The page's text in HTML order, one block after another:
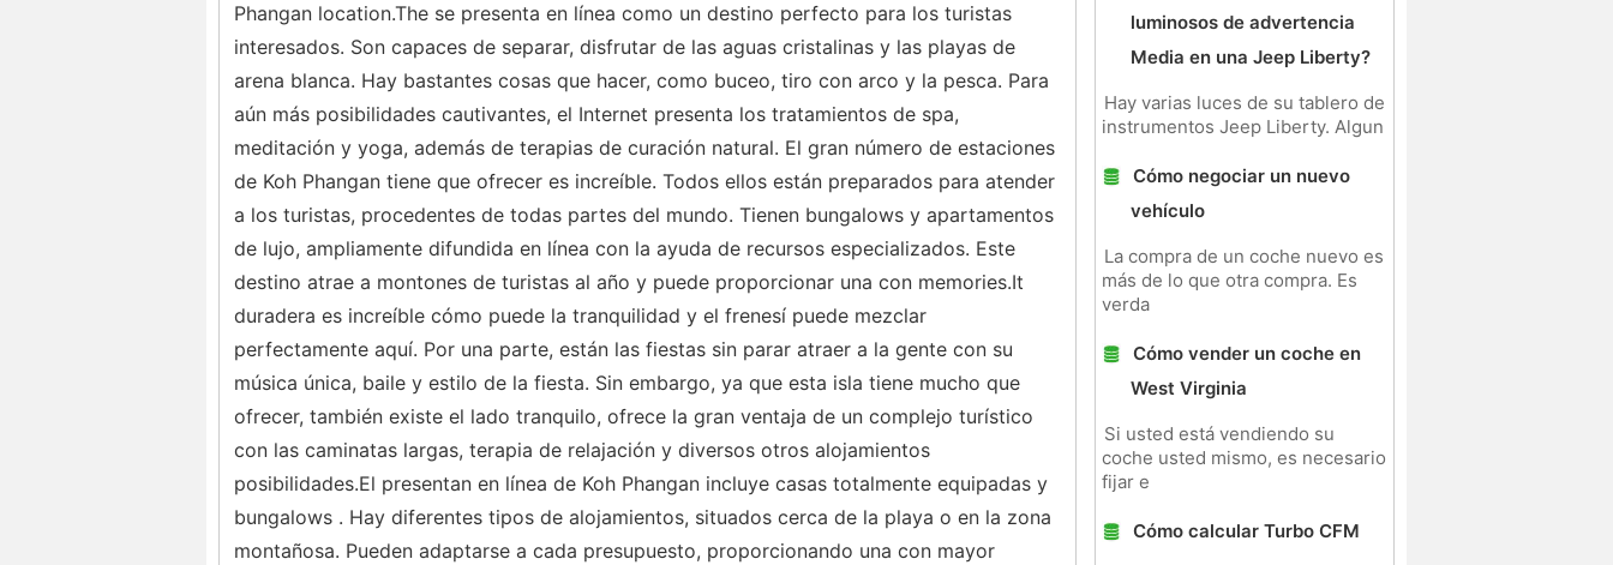
Phangan location.The se presenta en línea como un destino perfecto para los turistas
interesados. Son capaces de separar, disfrutar de las aguas cristalinas y las playas de
arena blanca. Hay bastantes cosas que hacer, como buceo, tiro con arco y la pesca. Para
aún más posibilidades cautivantes, el Internet presenta los tratamientos de spa,
meditación y yoga, además de terapias de curación natural. El gran número de estaciones
de Koh Phangan tiene que ofrecer es increíble. Todos ellos están preparados para atender
a los turistas, procedentes de todas partes del mundo. Tienen bungalows y apartamentos
de lujo, ampliamente difundida en línea con la ayuda de recursos especializados. Este
destino atrae a montones de turistas al año y puede proporcionar una con memories.It
duradera es increíble cómo puede la tranquilidad y el frenesí puede mezclar
perfectamente aquí. Por una parte, están las fiestas sin parar atraer a la gente con su
música única, baile y estilo de la fiesta. Sin embargo, ya que esta isla tiene mucho que
ofrecer, también existe el lado tranquilo, ofrece la gran ventaja de un complejo turístico
con las caminatas largas, terapia de relajación y diversos otros alojamientos
posibilidades.El presentan en línea de Koh Phangan incluye casas totalmente equipadas y
bungalows . Hay diferentes tipos de alojamientos, situados cerca de la playa o en la zona
montañosa. Pueden adaptarse a cada presupuesto, proporcionando una con mayor
luminosos de advertencia
Media en una Jeep Liberty?
Hay varias luces de su tablero de
instrumentos Jeep Liberty. Algun
Cómo negociar un nuevo
vehículo
La compra de un coche nuevo es
más de lo que otra compra. Es
verda
Cómo vender un coche en
West Virginia
Si usted está vendiendo su
coche usted mismo, es necesario
fijar e
Cómo calcular Turbo CFM